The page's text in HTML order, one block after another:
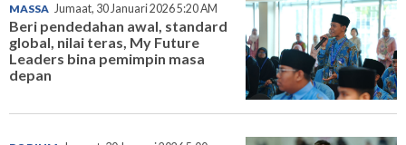
MASSA Jumaat, 30 Januari 2026 5:20 AM
Beri pendedahan awal, standard
global, nilai teras, My Future
Leaders bina pemimpin masa
depan